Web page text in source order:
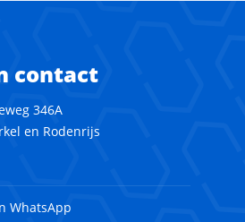
contact
346A
en Rodenrijs
WhatsApp